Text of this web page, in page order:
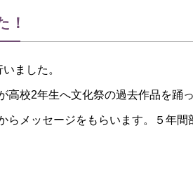
！
ました。
高校2年生へ文化祭の過去作品を踊
らメッセージをもらいます。５年